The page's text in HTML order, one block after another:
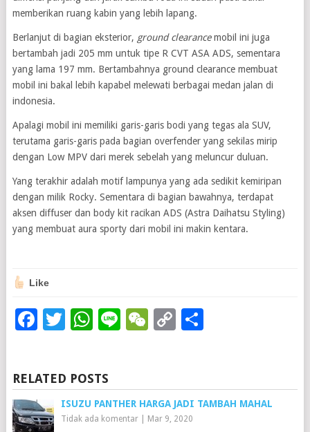
memberikan ruang kabin yang lebih lapang.
Berlanjut di bagian eksterior, ground clearancemobil ini juga
bertambah jadi 205 mm untuk tipe R CVT ASA ADS, sementara
yang lama 197 mm. Bertambahnya ground clearance membuat
mobil ini bakal lebih kapabel melewati berbagai medan jalan di
indonesia.
Apalagi mobil ini memiliki garis-garis bodi yang tegas ala SUV,
terutama garis-garis pada bagian overfender yang sekilas mirip
dengan Low MPV dari merek sebelah yang meluncur duluan.
Yang terakhir adalah motif lampunya yang ada sedikit kemiripan
dengan milik Rocky. Sementara di bagian bawahnya, terdapat
aksen diffuser dan body kit racikan ADS (Astra Daihatsu Styling)
yang membuat aura sporty dari mobil ini makin kentara.
Like
Facebook
Twitter
WhatsApp
LineWeChat
CopyShare
RELATED POSTS
ISUZU PANTHER HARGA JADI TAMBAH MAHAL
Tidak ada komentar| Mar 9, 2020